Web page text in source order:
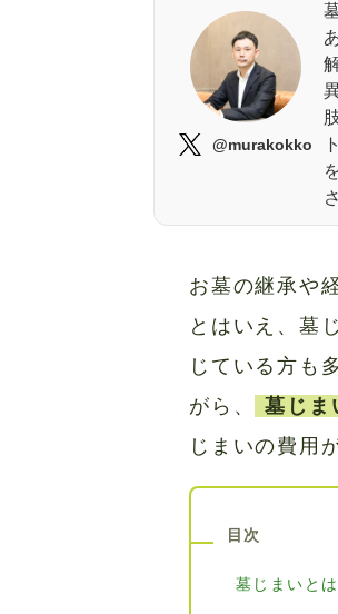
@murakokko
お墓の継承や
とはいえ、墓
じている方も
がら、
墓じま
じまいの費用
目次
墓じまいと